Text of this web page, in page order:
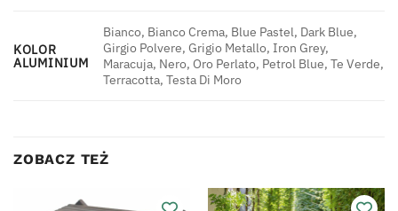
KOLOR
ALUMINIUM
Bianco, Bianco Crema, Blue Pastel, Dark Blue,
Girgio Polvere, Grigio Metallo, Iron Grey,
Maracuja, Nero, Oro Perlato, Petrol Blue, Te Verde,
Terracotta, Testa Di Moro
ZOBACZ TEŻ